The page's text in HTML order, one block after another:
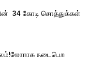
₹ 34 கோடி சொத்துக்கள்
நடைபெற